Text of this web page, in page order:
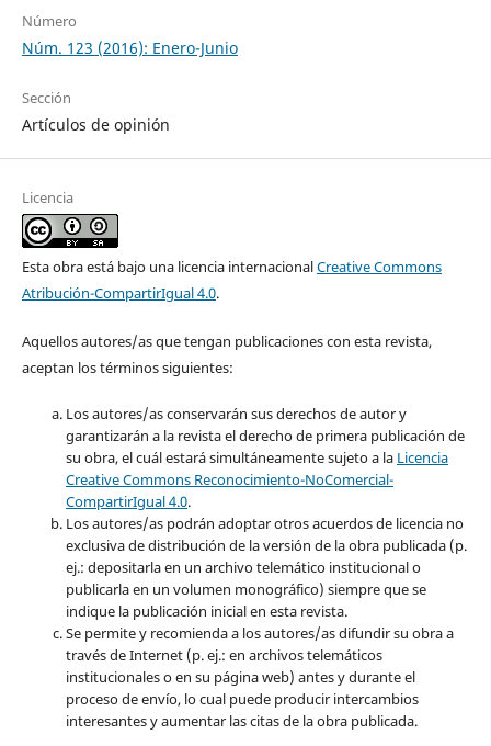
Número
Núm. 123 (2016): Enero-Junio
Sección
Artículos de opinión
Licencia
Esta obra está bajo una licencia internacionalCreative Commons
Atribución-CompartirIgual 4.0.
Aquellos autores/as que tengan publicaciones con esta revista,
aceptan los términos siguientes:
Los autores/as conservarán sus derechos de autor y
garantizarán a la revista el derecho de primera publicación de
su obra, el cuál estará simultáneamente sujeto a la Licencia
Creative Commons Reconocimiento-NoComercial-
CompartirIgual 4.0.
Los autores/as podrán adoptar otros acuerdos de licencia no
exclusiva de distribución de la versión de la obra publicada (p.
ej.: depositarla en un archivo telemático institucional o
publicarla en un volumen monográfico) siempre que se
indique la publicación inicial en esta revista.
Se permite y recomienda a los autores/as difundir su obra a
través de Internet (p. ej.: en archivos telemáticos
institucionales o en su página web) antes y durante el
proceso de envío, lo cual puede producir intercambios
interesantes y aumentar las citas de la obra publicada.